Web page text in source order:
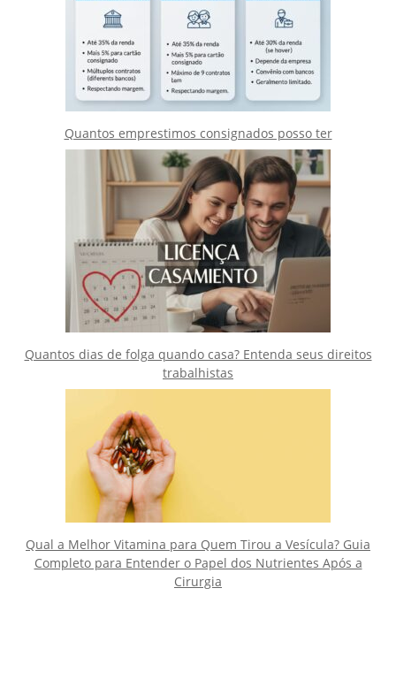
Quantos emprestimos consignados posso ter
Quantos dias de folga quando casa? Entenda seus direitos
trabalhistas
Qual a Melhor Vitamina para Quem Tirou a Vesícula? Guia
Completo para Entender o Papel dos Nutrientes Após a
Cirurgia